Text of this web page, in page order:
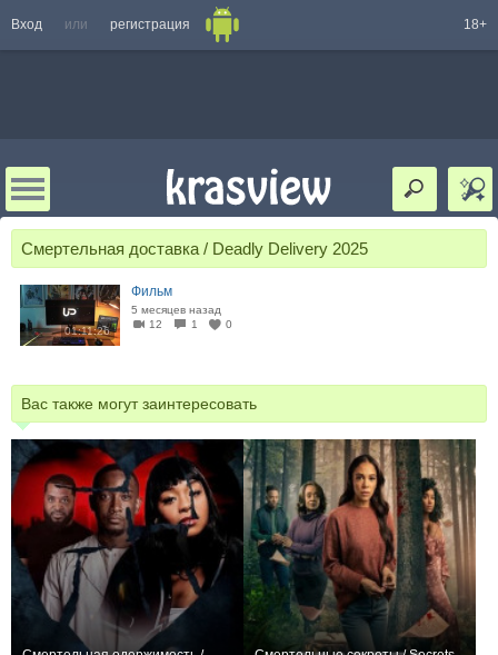
Вход или регистрация 18+
Смертельная доставка / Deadly Delivery 2025
01:11:26
Фильм
5 месяцев назад
12
1 0
Вас также могут заинтересовать